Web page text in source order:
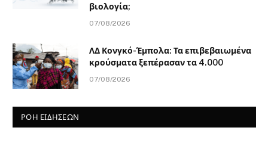
βιολογία;
07/08/2026
ΛΔ Κονγκό-Έμπολα: Τα επιβεβαιωμένα
κρούσματα ξεπέρασαν τα 4.000
07/08/2026
ΡΟΗ ΕΙΔΗΣΕΩΝ